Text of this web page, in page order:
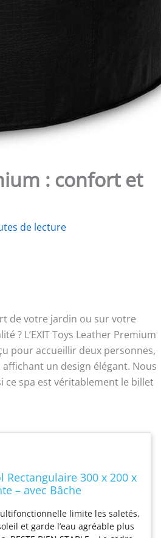
: confort et
de lecture
de votre jardin ou sur votre
? L’EXIT Toys Leather Premium
pour accueillir deux personnes,
un design élégant. Nous
ce spa est véritablement le billet
Rectangulaire 300 x 200 x
– avec Bâche
– Wood – Marronlimite les saletés,
et garde l’eau agréable plus